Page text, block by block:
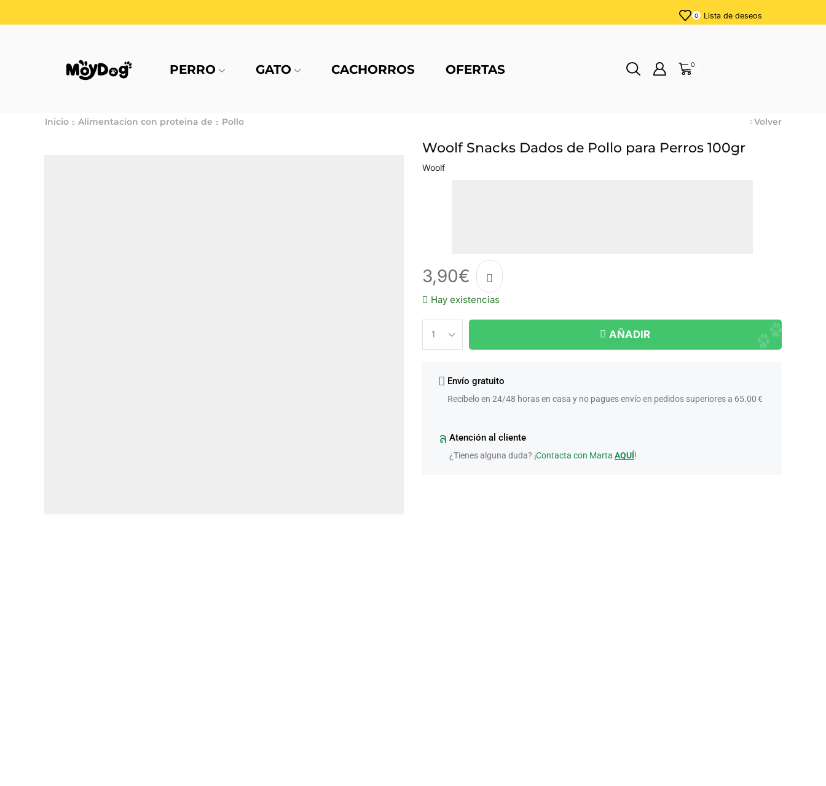
0 Lista de deseos
PERRO GATO CACHORROS OFERTAS 0
Inicio Alimentacion con proteina de Pollo Volver
Woolf Snacks Dados de Pollo para Perros 100gr
Woolf
3,90€
Hay existencias
AÑADIR
Envío gratuito
Recíbelo en 24/48 horas en casa y no pagues envío en pedidos superiores a 65.00 €
Atención al cliente
¿Tienes alguna duda? ¡Contacta con Marta AQUÍ!